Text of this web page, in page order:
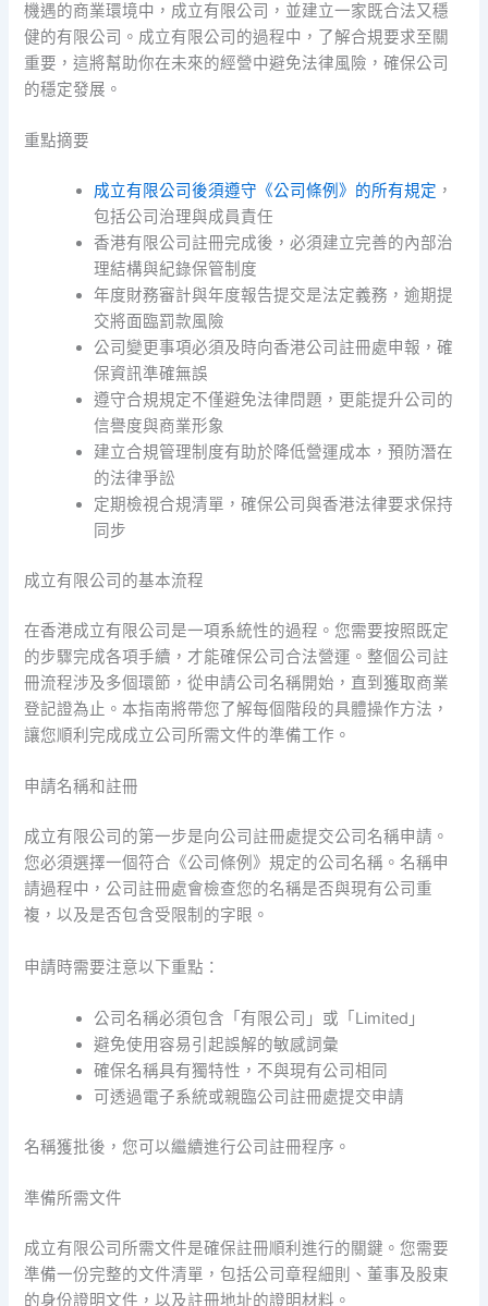
機遇的商業環境中，成立有限公司，並建立一家既合法又穩
健的有限公司。成立有限公司的過程中，了解合規要求至關
重要，這將幫助你在未來的經營中避免法律風險，確保公司
的穩定發展。
重點摘要
成立有限公司後須遵守《公司條例》的所有規定 ，
包括公司治理與成員責任
香港有限公司註冊完成後，必須建立完善的內部治
理結構與紀錄保管制度
年度財務審計與年度報告提交是法定義務，逾期提
交將面臨罰款風險
公司變更事項必須及時向香港公司註冊處申報，確
保資訊準確無誤
遵守合規規定不僅避免法律問題，更能提升公司的
信譽度與商業形象
建立合規管理制度有助於降低營運成本，預防潛在
的法律爭訟
定期檢視合規清單，確保公司與香港法律要求保持
同步
成立有限公司的基本流程
在香港成立有限公司是一項系統性的過程。您需要按照既定
的步驟完成各項手續，才能確保公司合法營運。整個公司註
冊流程涉及多個環節，從申請公司名稱開始，直到獲取商業
登記證為止。本指南將帶您了解每個階段的具體操作方法，
讓您順利完成成立公司所需文件的準備工作。
申請名稱和註冊
成立有限公司的第一步是向公司註冊處提交公司名稱申請。
您必須選擇一個符合《公司條例》規定的公司名稱。名稱申
請過程中，公司註冊處會檢查您的名稱是否與現有公司重
複，以及是否包含受限制的字眼。
申請時需要注意以下重點：
公司名稱必須包含「有限公司」或「Limited」
避免使用容易引起誤解的敏感詞彙
確保名稱具有獨特性，不與現有公司相同
可透過電子系統或親臨公司註冊處提交申請
名稱獲批後，您可以繼續進行公司註冊程序。
準備所需文件
成立有限公司所需文件是確保註冊順利進行的關鍵。您需要
準備一份完整的文件清單，包括公司章程細則、董事及股東
的身份證明文件，以及註冊地址的證明材料。